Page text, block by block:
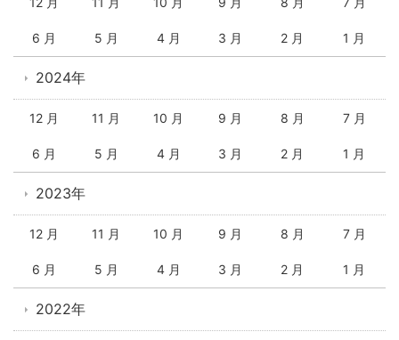
6 月 5 月 4 月 3 月 2 月 1 月
2024年
12 月 11 月 10 月 9 月 8 月 7 月
6 月 5 月 4 月 3 月 2 月 1 月
2023年
12 月 11 月 10 月 9 月 8 月 7 月
6 月 5 月 4 月 3 月 2 月 1 月
2022年